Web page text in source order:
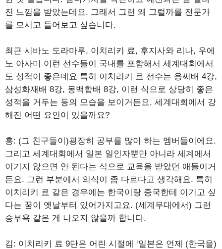
진 느낌을 받았는데요. 그래서 그런 왜 그럴까를 전문가
를 모시고 들어보고 싶습니다.
최근 시바노 도라마루, 이치리키 료, 후지사와 리나, 우에
노 아사미 이런 선수들이 국내를 포함해서 세계대회에서
도 성적이 좋은데요 특히 이치리키 료 선수는 응씨배 4강,
삼성화재배 8강, 몽백합배 8강, 이런 식으로 상당히 좋은
성적을 거두는 등의 모습을 보이거든요. 세계대회에서 강
해진 어떤 요인이 있을까요?
홍: (그 친구들이)굉장히 공부를 많이 하는 멤버들이에요.
그리고 세계대회에서 일본 일인자뿐만 아니라 세계에서
이기지 않으면 안 된다는 식으로 교육을 받았던 애들이거
든요. 그런 부분에서 의식이 좀 다르다고 생각해요. 특히
이치리키 료 같은 경우에는 한국이랑 중국한테 이기고 싶
다는 꿈이 옛날부터 있어가지고요. (세계무대에서) 그런
승부욕 같은 게 나오지 않을까 합니다.
김: 이치리키 료 9단은 어린 시절에 ‘일본은 언제 (한국을)